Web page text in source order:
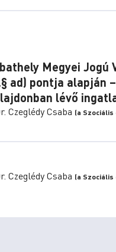
Megyei Jogú
ad) pontja
lévő
Czeglédy Csaba (a
Czeglédy Csaba (a